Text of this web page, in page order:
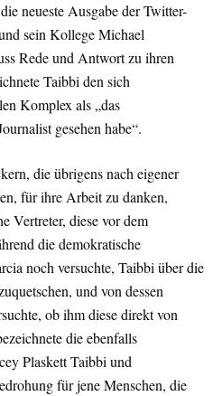
neueste Ausgabe der Twitter-
sein Kollege Michael
Rede und Antwort zu ihren
Taibbi den sich
Komplex als „das
gesehen habe“.
die übrigens nach eigener
für ihre Arbeit zu danken,
Vertreter, diese vor dem
die demokratische
noch versuchte, Taibbi über die
und von dessen
ob ihm diese direkt von
die ebenfalls
Plaskett Taibbi und
für jene Menschen, die